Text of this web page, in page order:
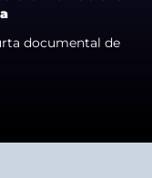
documental de